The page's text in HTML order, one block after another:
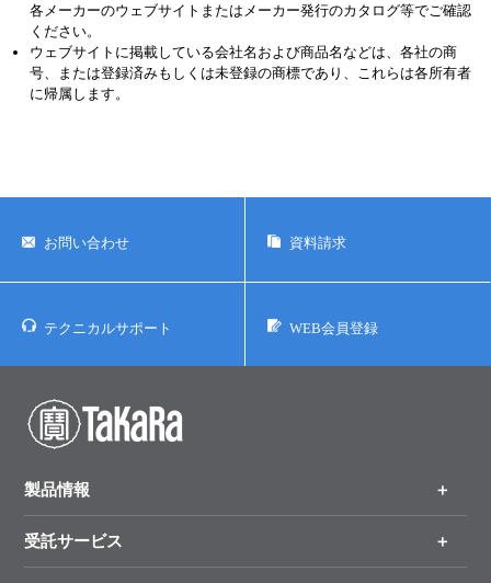
各メーカーのウェブサイトまたはメーカー発行のカタログ等でご確認
ください。
ウェブサイトに掲載している会社名および商品名などは、各社の商
号、または登録済みもしくは未登録の商標であり、これらは各所有者
に帰属します。
お問い合わせ 資料請求
テクニカルサポート WEB会員登録
製品情報
製品一覧
受託サービス